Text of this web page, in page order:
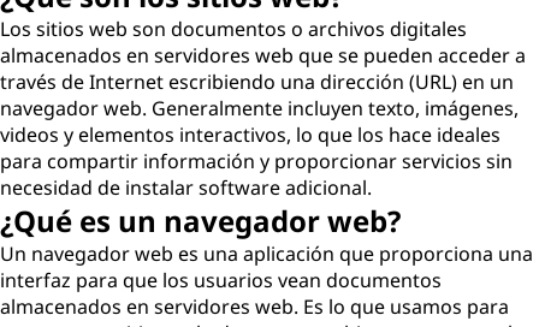
Los sitios web son documentos o archivos digitales
almacenados en servidores web que se pueden acceder a
través de Internet escribiendo una dirección (URL) en un
navegador web. Generalmente incluyen texto, imágenes,
videos y elementos interactivos, lo que los hace ideales
para compartir información y proporcionar servicios sin
necesidad de instalar software adicional.
¿Qué es un navegador web?
Un navegador web es una aplicación que proporciona una
interfaz para que los usuarios vean documentos
almacenados en servidores web. Es lo que usamos para